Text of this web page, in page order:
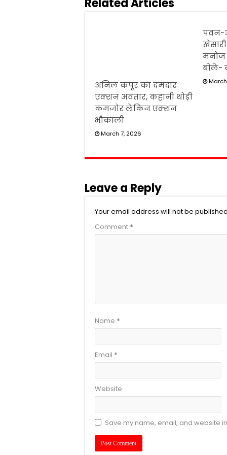
Related Articles
अनिल कपूर का दमदार
एक्शन अवतार, कहानी थोड़ी
कमजोर लेकिन एक्शन
भौकाली
March 7, 2026
पवन-
मनोज
बोले-
Leave a Reply
Your email address will not be
Comment *
Name *
Email *
Website
Save my name, email, and website